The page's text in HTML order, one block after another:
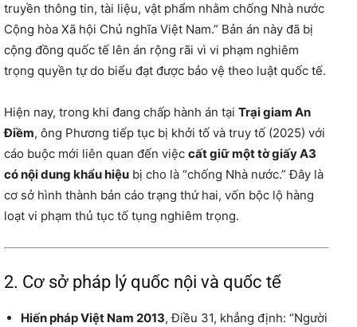
truyền thông tin, tài liệu, vật phẩm nhằm chống Nhà nước
Cộng hòa Xã hội Chủ nghĩa Việt Nam.” Bản án này đã bị
cộng đồng quốc tế lên án rộng rãi vì vi phạm nghiêm
trọng quyền tự do biểu đạt được bảo vệ theo luật quốc tế.
Hiện nay, trong khi đang chấp hành án tại Trại giam An
Điềm, ông Phương tiếp tục bị khởi tố và truy tố (2025) với
cáo buộc mới liên quan đến việc cất giữ một tờ giấy A3
có nội dung khẩu hiệu bị cho là “chống Nhà nước.” Đây là
cơ sở hình thành bản cáo trạng thứ hai, vốn bộc lộ hàng
loạt vi phạm thủ tục tố tụng nghiêm trọng.
2. Cơ sở pháp lý quốc nội và quốc tế
Hiến pháp Việt Nam 2013, Điều 31, khẳng định: “Người